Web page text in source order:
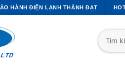
HÀNH ĐIỆN LẠNH THÀNH ĐẠT